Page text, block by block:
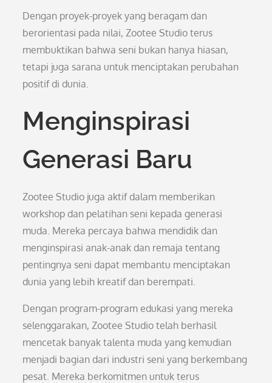
Dengan proyek-proyek yang beragam dan
berorientasi pada nilai, Zootee Studio terus
membuktikan bahwa seni bukan hanya hiasan,
tetapi juga sarana untuk menciptakan perubahan
positif di dunia.
Menginspirasi
Generasi Baru
Zootee Studio juga aktif dalam memberikan
workshop dan pelatihan seni kepada generasi
muda. Mereka percaya bahwa mendidik dan
menginspirasi anak-anak dan remaja tentang
pentingnya seni dapat membantu menciptakan
dunia yang lebih kreatif dan berempati.
Dengan program-program edukasi yang mereka
selenggarakan, Zootee Studio telah berhasil
mencetak banyak talenta muda yang kemudian
menjadi bagian dari industri seni yang berkembang
pesat. Mereka berkomitmen untuk terus